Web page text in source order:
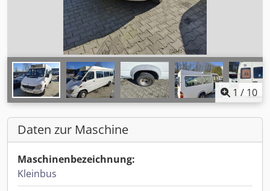
1 / 10
Daten zur Maschine
Maschinenbezeichnung:
Kleinbus